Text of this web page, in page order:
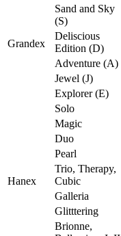
Grandex
Sand and Sky
(S)
Deliscious
Edition (D)
Adventure (A)
Jewel (J)
Explorer (E)
Hanex
Solo
Magic
Duo
Pearl
Trio, Therapy,
Cubic
Galleria
Glitttering
Brionne,